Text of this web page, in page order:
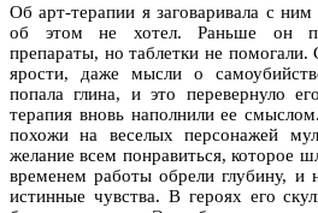
Об арт-терапии я заговаривала с
об этом не хотел. Раньше он
препараты, но таблетки не
ярости, даже мысли о
попала глина, и это перевернуло
терапия вновь наполнили ее
похожи на веселых персонажей
желание всем понравиться, которое
временем работы обрели глубину, и
истинные чувства. В героях его